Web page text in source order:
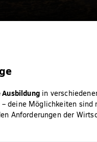
in
deine Möglichkeiten sind
Anforderungen der